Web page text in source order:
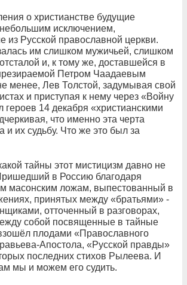
о христианстве будущие
исключением,
из Русской православной церкви.
им слишком мужичьей, слишком
и, к тому же, доставшейся в
Петром Чаадаевым
менее, Лев Толстой, задумывая свой
и приступая к нему через «Войну
героев 14 декабря «христианскими
что именно эта черта
и их судьбу. Что же это был за
тайны этот мистицизм давно не
в Россию благодаря
масонским ложам, выпестованный в
принятых между «братьями» -
отточенный в разговорах,
собой посвященные в тайные
плодами «Православного
Апостола, «Русской правды»
последних стихов Рылеева. И
мы и можем его судить.